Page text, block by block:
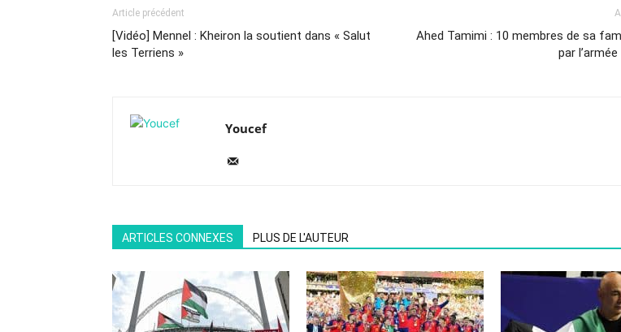
Article précédent
[Vidéo] Mennel : Kheiron la soutient dans « Salut
les Terriens »
Ahed Tamimi : 10 membres de sa
par
Youcef
ARTICLES CONNEXES PLUS DE L'AUTEUR